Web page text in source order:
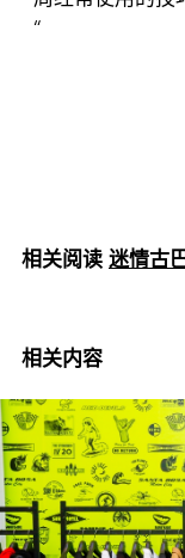
“
相关阅读 迷情古
相关内容